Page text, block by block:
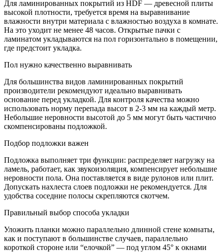
Для ламинированных покрытий из HDF — древесной плиты
высокой плотности, требуется время на выравнивание
влажности внутри материала с влажностью воздуха в комнате.
На это уходит не менее 48 часов. Открытые пачки с
ламинатом укладываются на пол горизонтально в помещении,
где предстоит укладка.
Пол нужно качественно выравнивать
Для большинства видов ламинированных покрытий
производители рекомендуют идеально выравнивать
основание перед укладкой. Для контроля качества можно
использовать норму перепада высот в 2-3 мм на каждый метр.
Небольшие неровности высотой до 5 мм могут быть частично
скомпенсированы подложкой.
Подбор подложки важен
Подложка выполняет три функции: распределяет нагрузку на
ламель, работает, как звукоизоляция, компенсирует небольшие
неровности пола. Она поставляется в виде рулонов или плит.
Допускать нахлеста слоев подложки не рекомендуется. Для
удобства соседние полосы скрепляются скотчем.
Правильный выбор способа укладки
Уложить планки можно параллельно длинной стене комнаты,
как и поступают в большинстве случаев, параллельно
короткой стороне или “елочкой” — под углом 45° к окнами